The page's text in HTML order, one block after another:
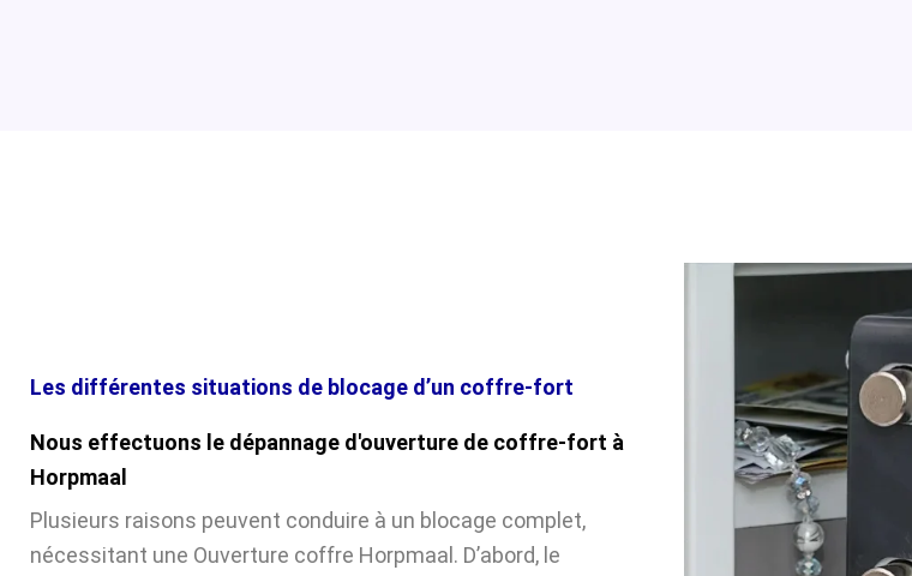
Les différentes situations de blocage d’un coffre-fort
Nous effectuons le dépannage d'ouverture de coffre-fort à
Horpmaal
Plusieurs raisons peuvent conduire à un blocage complet,
nécessitant une Ouverture coffre Horpmaal. D’abord, le